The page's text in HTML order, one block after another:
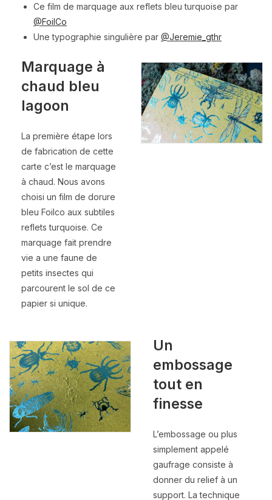
Ce film de marquage aux reflets bleu turquoise par
@FoilCo
Une typographie singulière par @Jeremie_gthr
Marquage à
chaud bleu
lagoon
La première étape lors
de fabrication de cette
carte c’est le marquage
à chaud. Nous avons
choisi un film de dorure
bleu Foilco aux subtiles
reflets turquoise. Ce
marquage fait prendre
vie a une faune de
petits insectes qui
parcourent le sol de ce
papier si unique.
Un
embossage
tout en
finesse
L’embossage ou plus
simplement appelé
gaufrage consiste à
donner du relief à un
support. La technique